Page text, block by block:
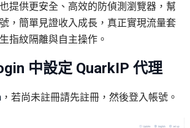
提供更安全、高效的防偵測瀏覽器，幫
，簡單見證收入成長，真正實現流量套
指紋隔離與自主操作。
中設定 QuarkIP 代理
，若尚未註冊請先註冊，然後登入帳號。